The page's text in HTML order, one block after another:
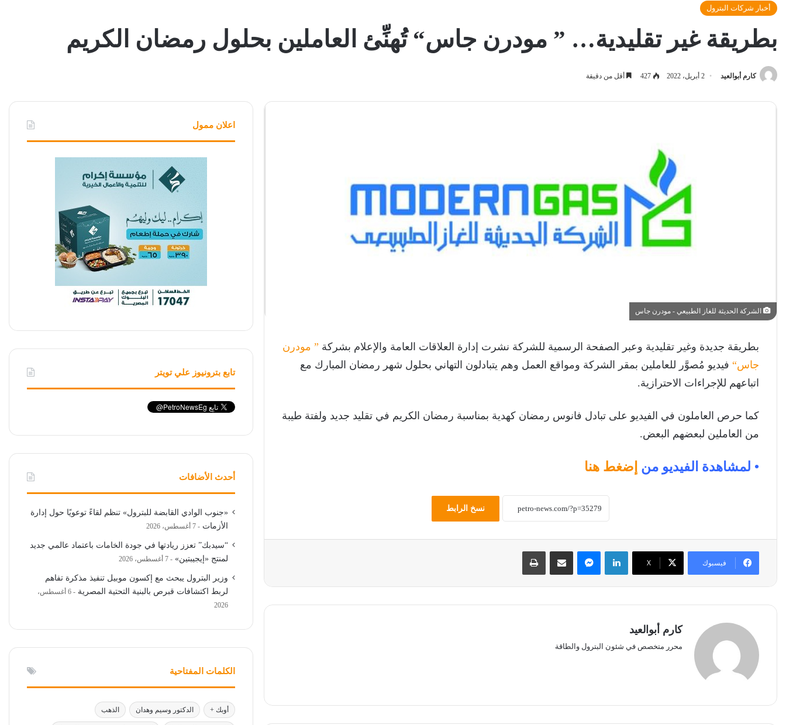
أخبار شركات البترول
بطريقة غير تقليدية… ” مودرن جاس“ تُهنِّئ العاملين بحلول رمضان الكريم
كارم أبوالعيد 2 أبريل، 2022 427 أقل من دقيقة
الشركة الحديثة للغاز الطبيعي - مودرن جاس
بطريقة جديدة وغير تقليدية وعبر الصفحة الرسمية للشركة نشرت إدارة العلاقات العامة والإعلام بشركة ” مودرن
جاس“ فيديو مُصوَّر للعاملين بمقر الشركة ومواقع العمل وهم يتبادلون التهاني بحلول شهر رمضان المبارك مع
اتباعهم للإجراءات الاحترازية.
كما حرص العاملون في الفيديو على تبادل فانوس رمضان كهدية بمناسبة رمضان الكريم في تقليد جديد ولفتة طيبة
من العاملين لبعضهم البعض.
• لمشاهدة الفيديو من إضغط هنا
نسخ الرابط
فيسبوك ‫X
لينكدإن ماسنجر مشاركة عبر البريد طباعة
كارم أبوالعيد
محرر متخصص في شئون البترول والطاقة
اعلان ممول
تابع بترونيوز علي تويتر
أحدث الأضافات
«جنوب الوادي القابضة للبترول» تنظم لقاءً توعويًا حول إدارة
الأزمات
7 أغسطس، 2026
“سيدبك” تعزز ريادتها في جودة الخامات باعتماد عالمي جديد
لمنتج «إيجيبتين»
7 أغسطس، 2026
وزير البترول يبحث مع إكسون موبيل تنفيذ مذكرة تفاهم
لربط اكتشافات قبرص بالبنية التحتية المصرية
6 أغسطس،
2026
الكلمات المفتاحية
أوبك + الدكتور وسيم وهدان الذهب